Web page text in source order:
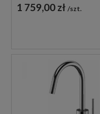
1 759,00 zł szt.